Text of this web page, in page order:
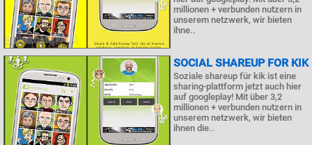
millionen + verbunden nutzern in
unserem netzwerk, wir bieten
ihne..
SOCIAL SHAREUP FOR KIK
Soziale shareup für kik ist eine
sharing-plattform jetzt auch hier
auf googleplay! Mit über 3,2
millionen + verbunden nutzern in
unserem netzwerk, wir bieten
ihnen die..